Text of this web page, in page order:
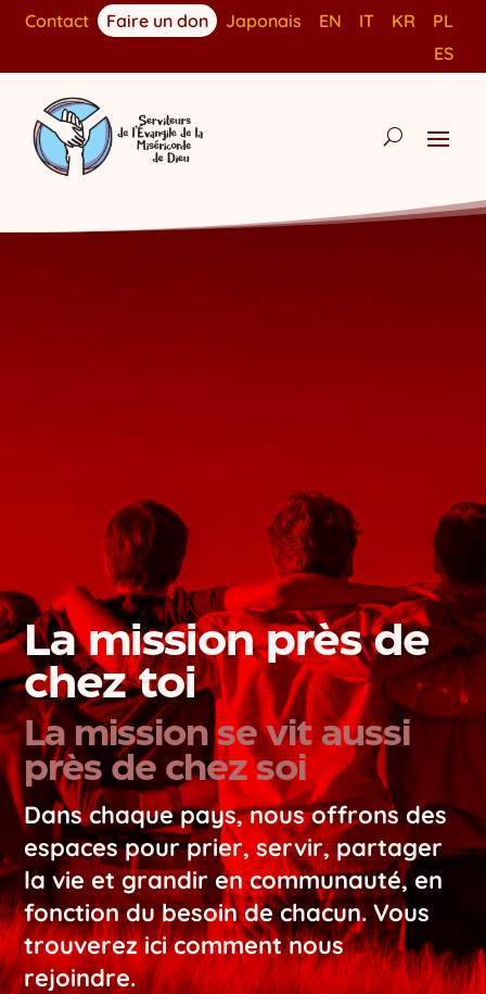
Contact Faire un don Japonais EN IT KR
PL
ES
La mission près de
chez toi
La mission se vit aussi
près de chez soi
Dans chaque pays, nous offrons des
espaces pour prier, servir, partager
la vie et grandir en communauté, en
fonction du besoin de chacun. Vous
trouverez ici comment nous
rejoindre.